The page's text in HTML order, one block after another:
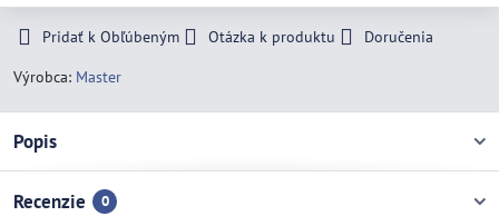
Pridať k Obľúbeným Otázka k produktu
Doručenia
Výrobca: Master
Popis
Recenzie 0